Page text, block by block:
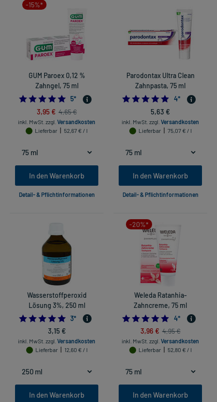
-15%*
GUM Paroex 0,12 %
Zahngel, 75 ml
4.8
5*
3,95 € 4,65 €
inkl. MwSt. zzgl. Versandkosten
Lieferbar
52,67 € / l
In den Warenkorb
Detail- & Pflichtinformationen
Parodontax Ultra Clean
Zahnpasta, 75 ml
5.0
4*
5,63 €
inkl. MwSt. zzgl. Versandkosten
Lieferbar
75,07 € / l
In den Warenkorb
Detail- & Pflichtinformationen
Wasserstoffperoxid
Lösung 3%, 250 ml
5.0
3*
3,15 €
inkl. MwSt. zzgl. Versandkosten
Lieferbar
12,60 € / l
In den Warenkorb
-20%*
Weleda Ratanhia-
Zahncreme, 75 ml
4.75
4*
3,96 € 4,95 €
inkl. MwSt. zzgl. Versandkosten
Lieferbar
52,80 € / l
In den Warenkorb